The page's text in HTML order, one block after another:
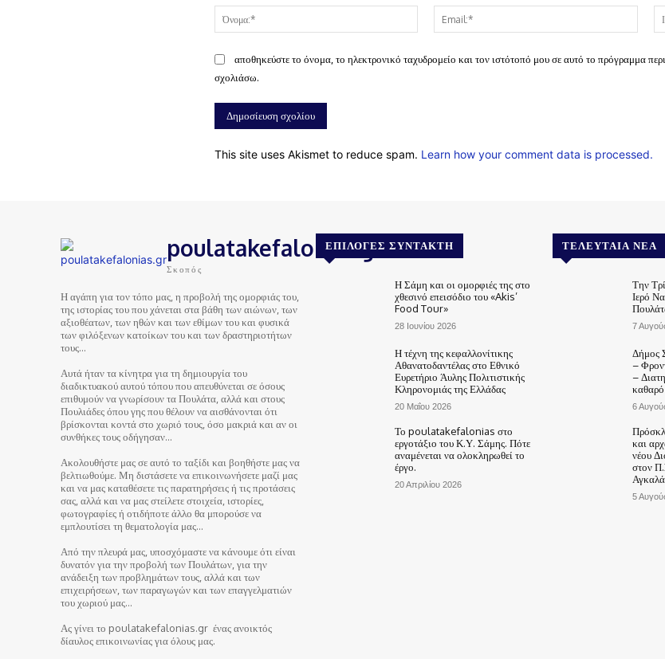
Όνομα:*
αποθηκεύστε το όνομα, το ηλεκτρονικό ταχυδρομείο και τον ιστότοπό μου σε αυτό το πρόγραμμα
σχολιάσω.
This site uses Akismet to reduce spam. Learn how your comment data is processed.
poulatakefalonias.gr
Σκοπός
Η αγάπη για τον τόπο μας, η προβολή της ομορφιάς του,
της ιστορίας του που χάνεται στα βάθη των αιώνων, των
αξιοθέατων, των ηθών και των εθίμων του και φυσικά
των φιλόξενων κατοίκων του και των δραστηριοτήτων
τους…
Αυτά ήταν τα κίνητρα για τη δημιουργία του
διαδικτυακού αυτού τόπου που απευθύνεται σε όσους
επιθυμούν να γνωρίσουν τα Πουλάτα, αλλά και στους
Πουλιάδες όπου γης που θέλουν να αισθάνονται ότι
βρίσκονται κοντά στο χωριό τους, όσο μακριά και αν οι
συνθήκες τους οδήγησαν…
Ακολουθήστε μας σε αυτό το ταξίδι και βοηθήστε μας να
βελτιωθούμε. Μη διστάσετε να επικοινωνήσετε μαζί μας
και να μας καταθέσετε τις παρατηρήσεις ή τις προτάσεις
σας, αλλά και να μας στείλετε στοιχεία, ιστορίες,
φωτογραφίες ή οτιδήποτε άλλο θα μπορούσε να
εμπλουτίσει τη θεματολογία μας…
Από την πλευρά μας, υποσχόμαστε να κάνουμε ότι είναι
δυνατόν για την προβολή των Πουλάτων, για την
ανάδειξη των προβλημάτων τους, αλλά και των
επιχειρήσεων, των παραγωγών και των επαγγελματιών
του χωριού μας…
Ας γίνει το poulatakefalonias.gr ένας ανοικτός
δίαυλος επικοινωνίας για όλους μας.
ΕΠΙΛΟΓΈΣ ΣΥΝΤΆΚΤΗ
Η Σάμη και οι ομορφιές της στο
χθεσινό επεισόδιο του «Akis’
Food Tour»
28 Ιουνίου 2026
Η τέχνη της κεφαλλονίτικης
Αθανατοδαντέλας στο Εθνικό
Ευρετήριο Άυλης Πολιτιστικής
Κληρονομιάς της Ελλάδας
20 Μαΐου 2026
Το poulatakefalonias στο
εργοτάξιο του Κ.Υ. Σάμης. Πότε
αναμένεται να ολοκληρωθεί το
έργο.
20 Απριλίου 2026
ΤΕΛΕΥΤΑΊΑ ΝΈΑ
Την
Ιερό
7
Δήμος
–
–
καθαρό
6
και
νέου
στον
5